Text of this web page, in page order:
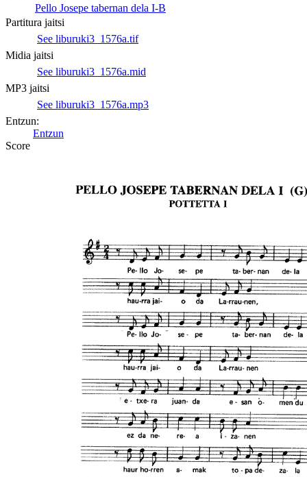
Pello Josepe tabernan dela I-B
Partitura jaitsi
See liburuki3_1576a.tif
Midia jaitsi
See liburuki3_1576a.mid
MP3 jaitsi
See liburuki3_1576a.mp3
Entzun:
Entzun
Score